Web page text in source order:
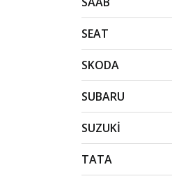
SEAT
SKODA
SUBARU
SUZUKİ
TATA